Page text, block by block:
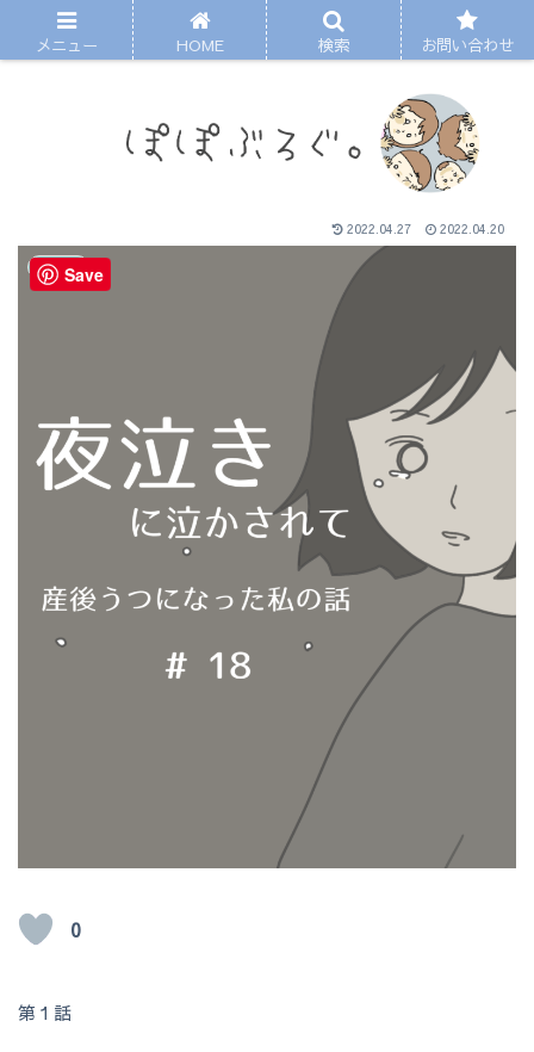
2022.04.27 2022.04.20
まんが
0
第１話
メニュー HOME 検索 お問い合わせ
Save